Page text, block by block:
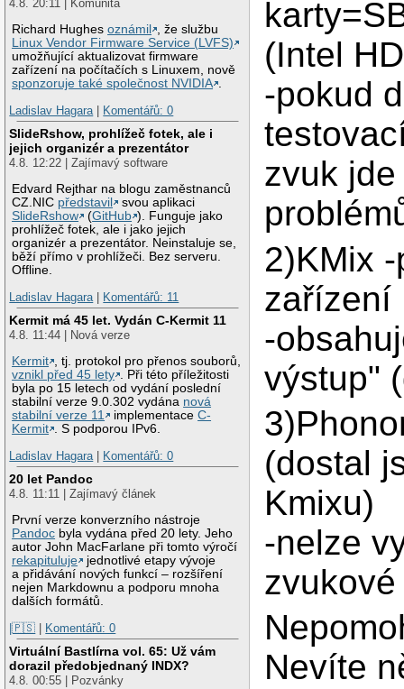
4.8. 20:11 | Komunita
Richard Hughesoznámil
, že službu
Linux Vendor Firmware Service (LVFS)
umožňující aktualizovat firmware
zařízení na počítačích s Linuxem, nově
sponzoruje také společnost NVIDIA .
Ladislav Hagara | Komentářů: 0
SlideRshow, prohlížeč fotek, ale i
jejich organizér a prezentátor
4.8. 12:22 | Zajímavý software
Edvard Rejthar na blogu zaměstnanců
CZ.NIC představil
svou aplikaci
SlideRshow
(GitHub ). Funguje jako
prohlížeč fotek, ale i jako jejich
organizér a prezentátor. Neinstaluje se,
běží přímo v prohlížeči. Bez serveru.
Offline.
Ladislav Hagara | Komentářů: 11
Kermit má 45 let. Vydán C-Kermit 11
4.8. 11:44 | Nová verze
Kermit , tj. protokol pro přenos souborů,
vznikl před 45 lety . Při této příležitosti
byla po 15 letech od vydání poslední
stabilní verze 9.0.302 vydána nová
stabilní verze 11
implementaceC-
Kermit . S podporou IPv6.
Ladislav Hagara | Komentářů: 0
20 let Pandoc
4.8. 11:11 | Zajímavý článek
První verze konverzního nástroje
Pandoc byla vydána před 20 lety. Jeho
autor John MacFarlane při tomto výročí
rekapituluje
jednotlivé etapy vývoje
a přidávání nových funkcí – rozšíření
nejen Markdownu a podporu mnoha
dalších formátů.
|🇵🇸 | Komentářů: 0
Virtuální Bastlírna vol. 65: Už vám
dorazil předobjednaný INDX?
4.8. 00:55 | Pozvánky
(Intel
-pokud
zvuk
2)KMix
zařízení
-
výstup"
(dostal
Kmixu)
-nelze
Nevíte